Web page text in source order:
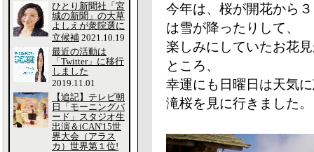
今年は、桜が開花から
は雪が降ったりして、
楽しみにしていたお花
ところ、
幸運にも日曜日は天気
滝桜を見に行きました。
ひとり新聞社「宮
城の新聞」の大草
よしえが衆院選に
立候補 2021.10.19
最近の活動は
「Twitter」に移行
しました
2019.11.01
【追記】テレビ朝
日「モーニングバ
ード」スタジオ生
出演＆iCAN'15世
界大会（アラス
カ）世界第１位!